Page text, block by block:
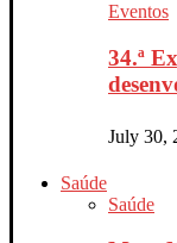
Eventos
34.ª
July 30,
Saúde
Saúde